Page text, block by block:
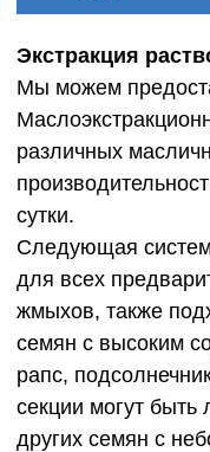
Экстракция
Мы можем
различных
сутки.
Следующая
для всех
жмыхов, также
семян с высоким
рапс,
секции могут
других семян с